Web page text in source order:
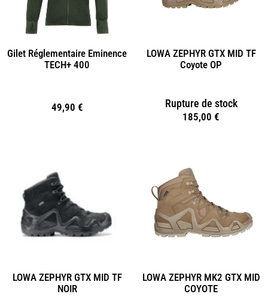
Gilet Réglementaire Eminence
TECH+ 400
49,90 €
LOWA ZEPHYR GTX MID TF
Coyote OP
Rupture de stock
185,00 €
LOWA ZEPHYR GTX MID TF
NOIR
LOWA ZEPHYR MK2 GTX MID
COYOTE